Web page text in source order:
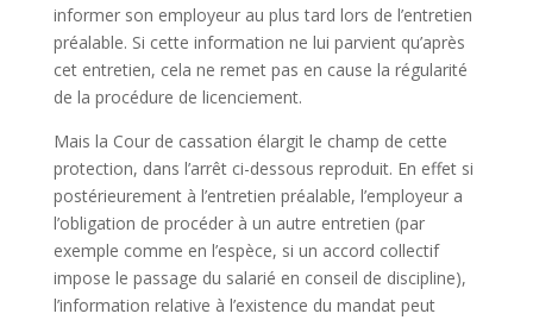
informer son employeur au plus tard lors de l’entretien
préalable. Si cette information ne lui parvient qu’après
cet entretien, cela ne remet pas en cause la régularité
de la procédure de licenciement.
Mais la Cour de cassation élargit le champ de cette
protection, dans l’arrêt ci-dessous reproduit. En effet si
postérieurement à l’entretien préalable, l’employeur a
l’obligation de procéder à un autre entretien (par
exemple comme en l’espèce, si un accord collectif
impose le passage du salarié en conseil de discipline),
l’information relative à l’existence du mandat peut